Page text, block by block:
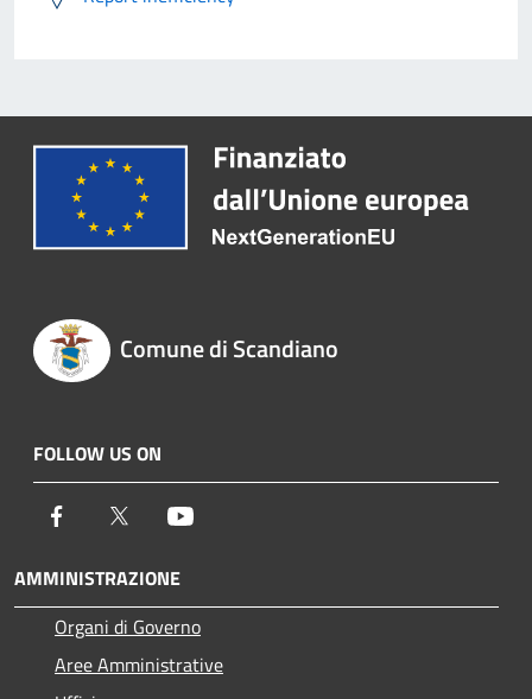
Comune di Scandiano
FOLLOW US ON
Facebook Twitter
AMMINISTRAZIONE
Organi di Governo
Aree Amministrative